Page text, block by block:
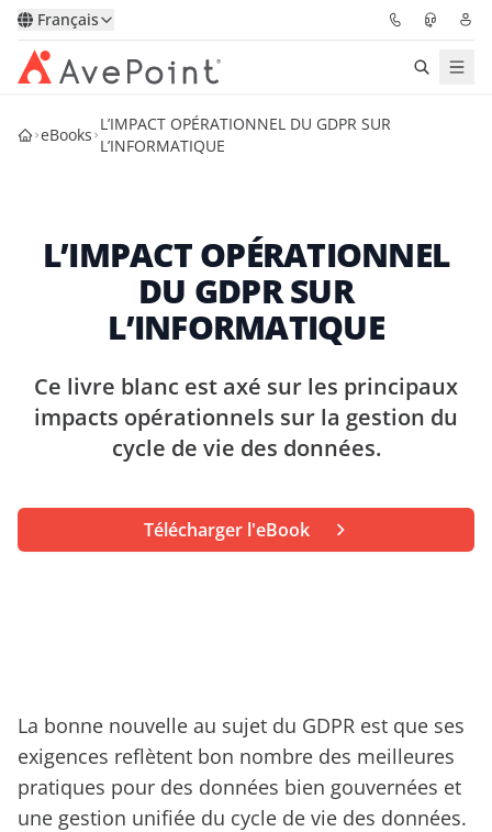
Français
Solutions
Tarification
À Propos
expert
démonstration
eBooks
L’IMPACT OPÉRATIONNEL DU GDPR SUR
L’INFORMATIQUE
L’IMPACT OPÉRATIONNEL
DU GDPR SUR
L’INFORMATIQUE
Ce livre blanc est axé sur les principaux
impacts opérationnels sur la gestion du
cycle de vie des données.
Télécharger l'eBook
La bonne nouvelle au sujet du GDPR est que ses
exigences reflètent bon nombre des meilleures
pratiques pour des données bien gouvernées et
une gestion unifiée du cycle de vie des données.